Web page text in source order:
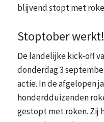
blijvend stopt met
Stoptober werkt!
De landelijke kick-off
donderdag 3
actie. In de afgelopen
honderdduizenden
gestopt met roken. Zij